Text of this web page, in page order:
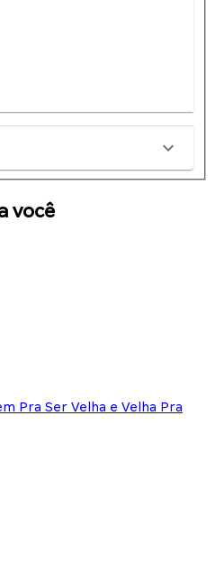
você
Pra Ser Velha e Velha Pra